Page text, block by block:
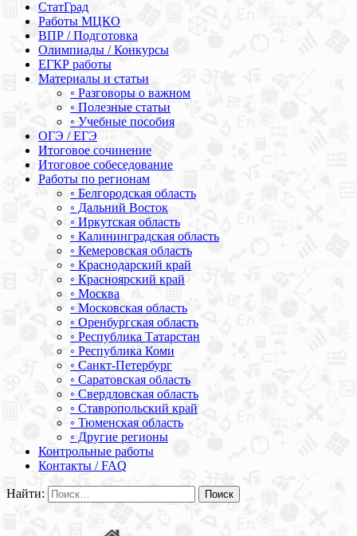
СтатГрад
Работы МЦКО
ВПР / Подготовка
Олимпиады / Конкурсы
ЕГКР работы
Материалы и статьи
◦ Разговоры о важном
◦ Полезные статьи
◦ Учебные пособия
ОГЭ / ЕГЭ
Итоговое сочинение
Итоговое собеседование
Работы по регионам
◦ Белгородская область
◦ Дальний Восток
◦ Иркутская область
◦ Калининградская область
◦ Кемеровская область
◦ Краснодарский край
◦ Красноярский край
◦ Москва
◦ Московская область
◦ Оренбургская область
◦ Республика Татарстан
◦ Республика Коми
◦ Санкт-Петербург
◦ Саратовская область
◦ Свердловская область
◦ Ставропольский край
◦ Тюменская область
◦ Другие регионы
Контрольные работы
Контакты / FAQ
Найти: